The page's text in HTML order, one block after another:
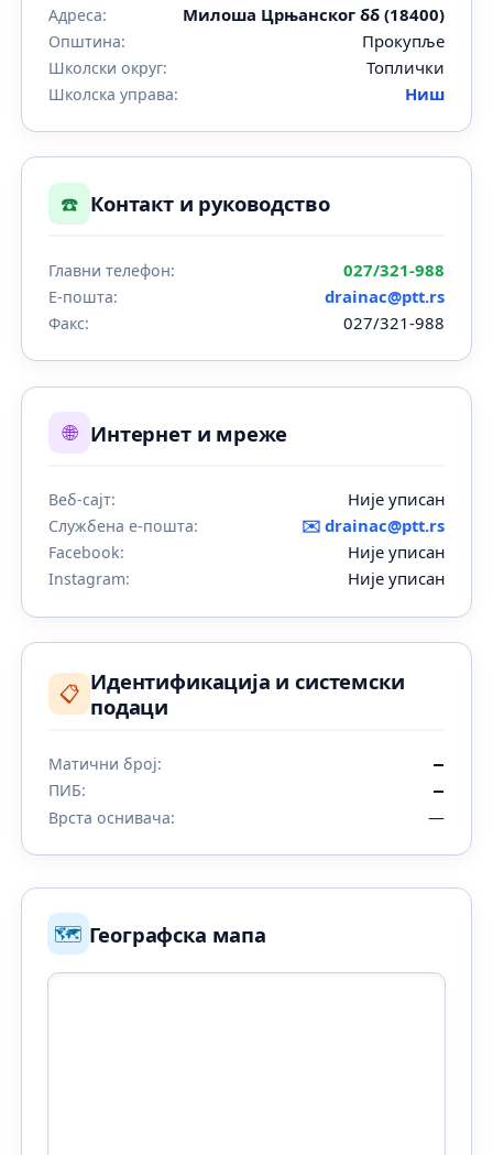
Адреса: Милоша Црњанског бб (18400)
Општина: Прокупље
Школски округ: Топлички
Школска управа: Ниш
☎️ Контакт и руководство
Главни телефон: 027/321-988
Е-пошта: drainac@ptt.rs
Факс: 027/321-988
🌐 Интернет и мреже
Веб-сајт: Није уписан
Службена е-пошта: ✉️ drainac@ptt.rs
Facebook: Није уписан
Instagram: Није уписан
📋 Идентификација и системски
подаци
Матични број: —
ПИБ: —
Врста оснивача: —
🗺️ Географска мапа